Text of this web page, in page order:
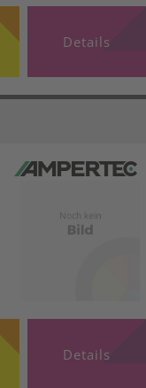
Details
Details